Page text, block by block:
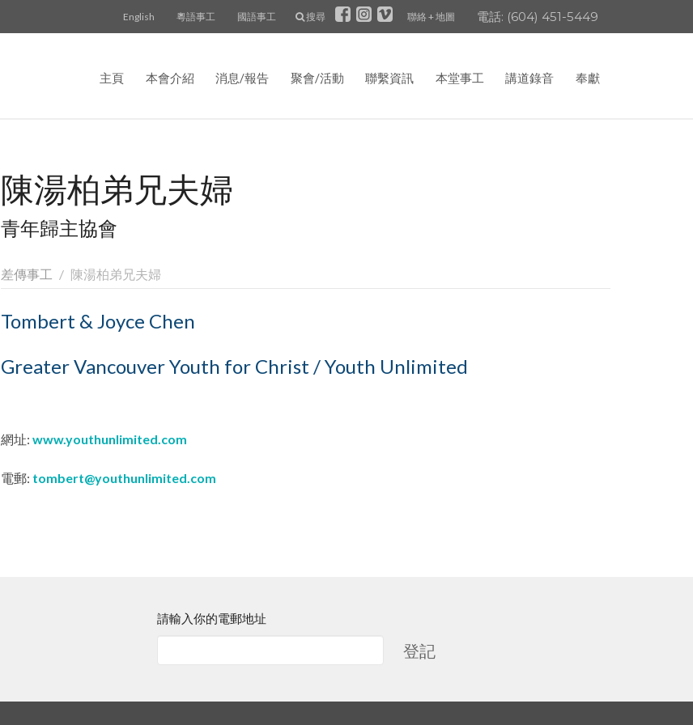
English 粵語事工 國語事工 搜尋 聯絡 + 地圖 電話: (604) 451-5449
主頁 本會介紹 消息/報告 聚會/活動 聯繫資訊 本堂事工 講道錄音 奉獻
陳湯柏弟兄夫婦
青年歸主協會
差傳事工 陳湯柏弟兄夫婦
Tombert & Joyce Chen
Greater Vancouver Youth for Christ / Youth Unlimited
網址: www.youthunlimited.com
電郵: tombert@youthunlimited.com
請輸入你的電郵地址
登記